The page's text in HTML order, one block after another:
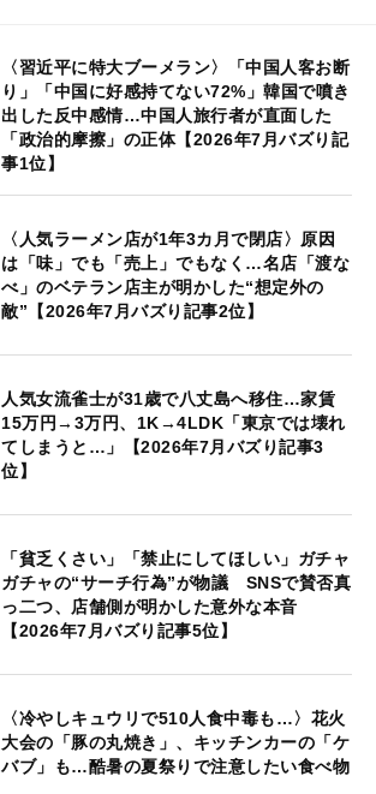
〈習近平に特大ブーメラン〉「中国人客お断
り」「中国に好感持てない72%」韓国で噴き
出した反中感情…中国人旅行者が直面した
「政治的摩擦」の正体【2026年7月バズり記
事1位】
〈人気ラーメン店が1年3カ月で閉店〉原因
は「味」でも「売上」でもなく…名店「渡な
べ」のベテラン店主が明かした“想定外の
敵”【2026年7月バズり記事2位】
人気女流雀士が31歳で八丈島へ移住…家賃
15万円→3万円、1K→4LDK「東京では壊れ
てしまうと…」【2026年7月バズり記事3
位】
「貧乏くさい」「禁止にしてほしい」ガチャ
ガチャの“サーチ行為”が物議 SNSで賛否真
っ二つ、店舗側が明かした意外な本音
【2026年7月バズり記事5位】
〈冷やしキュウリで510人食中毒も…〉花火
大会の「豚の丸焼き」、キッチンカーの「ケ
バブ」も…酷暑の夏祭りで注意したい食べ物